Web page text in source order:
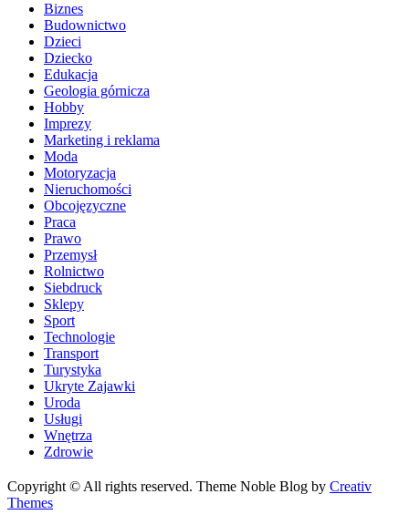
Biznes
Budownictwo
Dzieci
Dziecko
Edukacja
Geologia górnicza
Hobby
Imprezy
Marketing i reklama
Moda
Motoryzacja
Nieruchomości
Obcojęzyczne
Praca
Prawo
Przemysł
Rolnictwo
Siebdruck
Sklepy
Sport
Technologie
Transport
Turystyka
Ukryte Zajawki
Uroda
Usługi
Wnętrza
Zdrowie
Copyright © All rights reserved. Theme Noble Blog by Creativ
Themes